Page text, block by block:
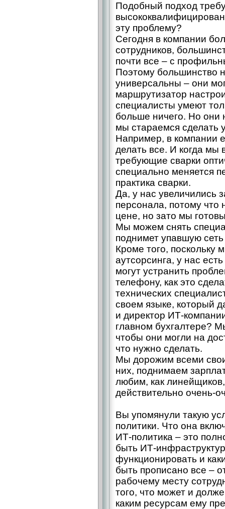
Подобный подход
эту проблему?
Сегодня в компании
сотрудников,
почти все – с
Поэтому большинство
универсальны – они
маршрутизатор
специалисты умеют
больше ничего. Но они
мы стараемся сделать
Например, в компании
делать все. И когда мы
требующие сварки
специально меняется
практика сварки.
Да, у нас увеличились
персонала, потому
цене, но зато мы
Мы можем снять
поднимет упавшую
Кроме того, поскольку
аутсорсинга, у нас
могут устранить
телефону, как это
технических
своем языке, который
и директор ИТ-
главном бухгалтере?
чтобы они могли на
что нужно сделать.
Мы дорожим всеми
них, поднимаем
любим, как
действительно очень-
Вы упомянули такую
политики. Что она
ИТ-политика – это
быть ИТ-
функционировать и
быть прописано все –
рабочему месту
того, что может и
каким ресурсам ему